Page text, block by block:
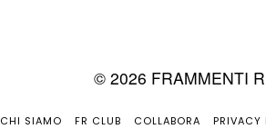
© 2026 FRAMMENTI
CHI SIAMO FR CLUB COLLABORA PRIVACY